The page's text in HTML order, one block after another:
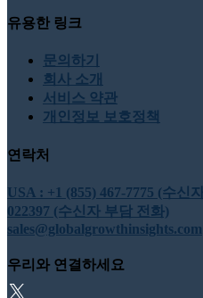
유용한 링크
문의하기
회사 소개
서비스 약관
개인정보 보호정책
연락처
USA : +1 (855) 467-7775 (수신
022397 (수신자 부담 전화)
sales@globalgrowthinsights.com
우리와 연결하세요